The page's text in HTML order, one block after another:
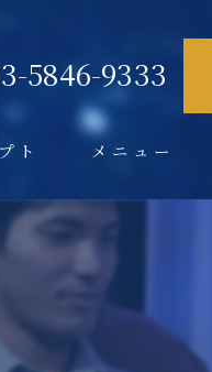
5846-9333
ト メニュー